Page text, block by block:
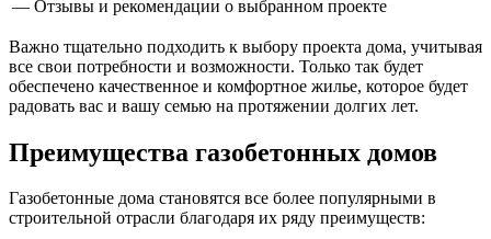
— Отзывы и рекомендации о выбранном проекте
Важно тщательно подходить к выбору проекта дома, учитывая
все свои потребности и возможности. Только так будет
обеспечено качественное и комфортное жилье, которое будет
радовать вас и вашу семью на протяжении долгих лет.
Преимущества газобетонных домов
Газобетонные дома становятся все более популярными в
строительной отрасли благодаря их ряду преимуществ: